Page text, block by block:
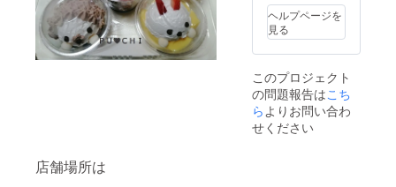
店舗場所は
早くご
連絡致
しま
す。
ヘルプページを
見る
このプロジェクト
の問題報告はこち
らよりお問い合わ
せください